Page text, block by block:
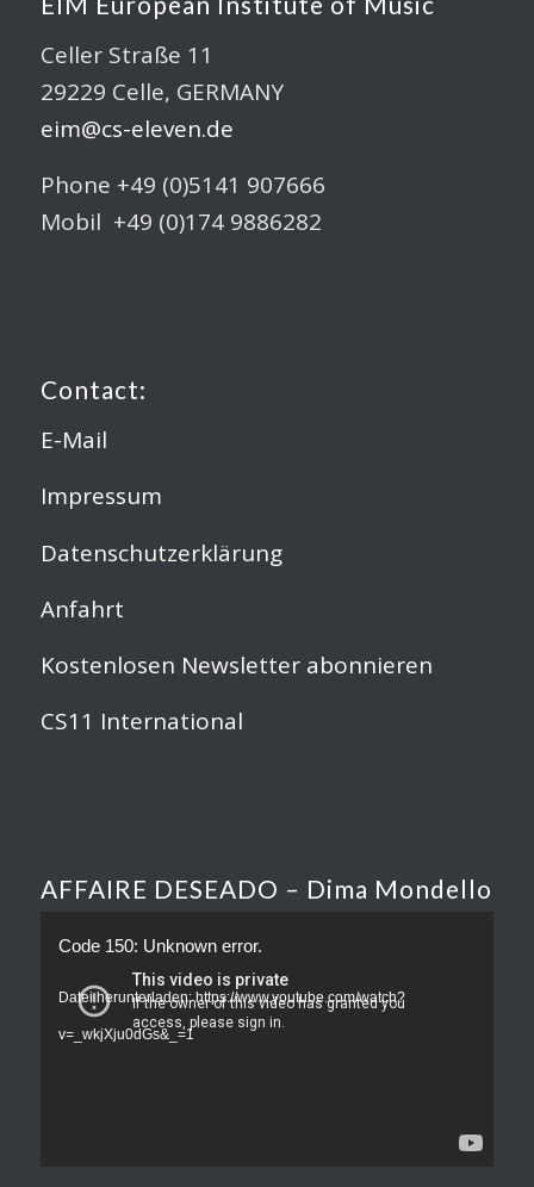
Celler Straße 11
29229 Celle, GERMANY
eim@cs-eleven.de
Phone +49 (0)5141 907666
Mobil +49 (0)174 9886282
Contact:
E-Mail
Impressum
Datenschutzerklärung
Anfahrt
Kostenlosen Newsletter abonnieren
CS11 International
AFFAIRE DESEADO – Dima Mondello
Code 150: Unknown error.
Datei herunterladen: https://www.youtube.com/watch?
v=_wkjXju0dGs&_=1